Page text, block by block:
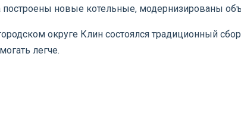
построены новые котельные, модернизированы
округе Клин состоялся традиционный
легче.